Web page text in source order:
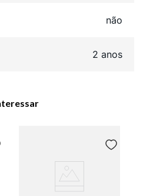
não
2 anos